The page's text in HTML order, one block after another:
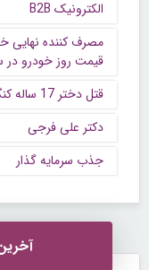
الکترونیک B2B
مصرف کننده نهایی
قیمت روز خودرو در
قتل دختر 17 ساله کنگاوری به دست پدرش
دکتر علی فرجی
جذب سرمایه گذار